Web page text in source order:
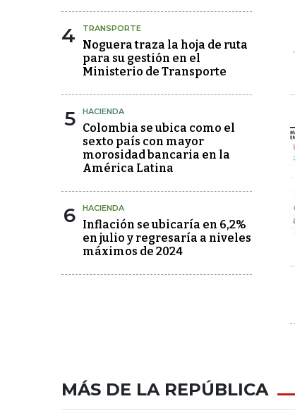
4 TRANSPORTE
Noguera traza la hoja de ruta
para su gestión en el
Ministerio de Transporte
5 HACIENDA
Colombia se ubica como el
sexto país con mayor
morosidad bancaria en la
América Latina
6 HACIENDA
Inflación se ubicaría en 6,2%
en julio y regresaría a niveles
máximos de 2024
MÁS DE LA REPÚBLICA